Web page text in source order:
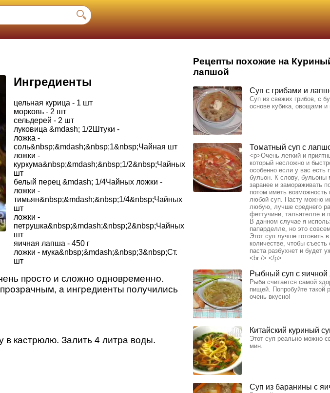
Ингредиенты
цельная курица - 1 шт
морковь - 2 шт
сельдерей - 2 шт
луковица &mdash; 1/2Штуки -
ложка -
соль&nbsp;&mdash;&nbsp;1&nbsp;Чайная шт
ложки -
куркума&nbsp;&mdash;&nbsp;1/2&nbsp;Чайных
шт
белый перец &mdash; 1/4Чайных ложки -
ложки -
тимьян&nbsp;&mdash;&nbsp;1/4&nbsp;Чайных
шт
ложки -
петрушка&nbsp;&mdash;&nbsp;2&nbsp;Чайных
шт
яичная лапша - 450 г
ложки - мука&nbsp;&mdash;&nbsp;3&nbsp;Ст.
шт
просто и сложно одновременно.
а ингредиенты получились
в кастрюлю. Залить 4 литра воды.
Рецепты похожие на
лапшой
Суп с грибами и
Суп из свежих грибов, с
основе кубика, овощами
Томатный суп с
<p>Очень легкий и
который несложно и
особенно если у вас есть
бульон. К слову, бульоны
заранее и замораживать
потом иметь возможность
любой суп. Пасту можно
любую, лучше среднего
феттучини, тальятелле и
В данном случае я
папарделле, но это
Этот суп лучше готовить
количестве, чтобы съесть
паста разбухнет и будет
<br /> </p>
Рыбный суп с
Рыба считается самой
пищей. Попробуйте такой
очень вкусно!
Китайский куриный
Этот суп реально можно
мин.
Суп из баранины с